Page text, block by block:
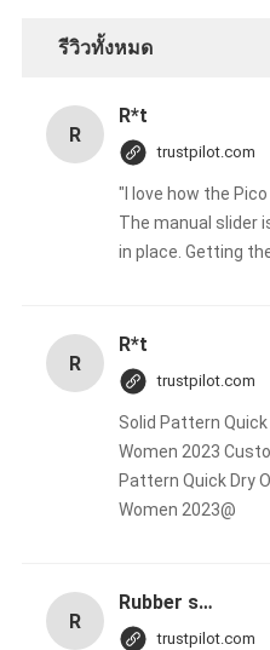
รีวิวทั้งหมด
R
R*t
trustpilot.com
"I love how the
The manual slider
in place. Getting
R
R*t
trustpilot.com
Solid Pattern
Women 2023
Pattern Quick Dry
Women 2023@
R
Rubber solid forklift tires For material handling forklift
trustpilot.com